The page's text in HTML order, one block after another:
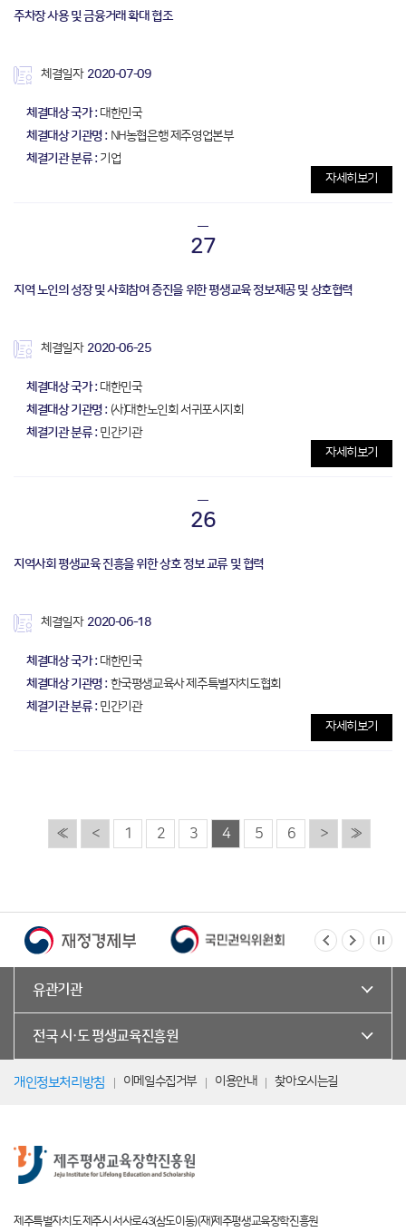
주차장 사용 및 금융거래 확대 협조
체결대상 국가 : 대한민국
체결대상 기관명 : NH농협은행 제주영업본부
체결기관 분류 : 기업
자세히보기
체결일자 2020-07-09
27
지역 노인의 성장 및 사회참여 증진을 위한 평생교육 정보제공 및 상호협력
체결대상 국가 : 대한민국
체결대상 기관명 : (사)대한노인회 서귀포시지회
체결기관 분류 : 민간기관
자세히보기
체결일자 2020-06-25
26
지역사회 평생교육 진흥을 위한 상호 정보 교류 및 협력
체결대상 국가 : 대한민국
체결대상 기관명 : 한국평생교육사 제주특별자치도협회
체결기관 분류 : 민간기관
자세히보기
체결일자 2020-06-18
« < 1 2 3 4 5 6 > »
유관기관
전국 시·도 평생교육진흥원
개인정보처리방침 이메일수집거부 이용안내 찾아오시는길
제주특별자치도 제주시 서사로43(삼도이동) (재)제주평생교육장학진흥원